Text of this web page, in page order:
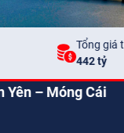
phần đầu tư
án đầu tư xây